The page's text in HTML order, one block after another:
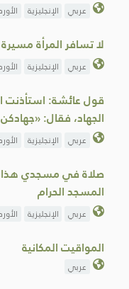
عربي الإنجليزية
لا تسافر المرأة
عربي الإنجليزية
قول عائشة: استأذنت
الجهاد، فقال:
عربي الإنجليزية
صلاة في مسجدي هذا
المسجد الحرام
عربي الإنجليزية
المواقيت المكانية
عربي